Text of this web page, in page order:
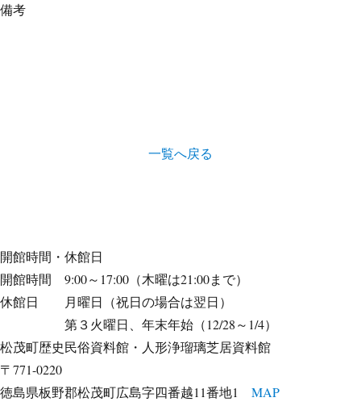
備考
一覧へ戻る
開館時間・休館日
開館時間 9:00～17:00（木曜は21:00まで）
休館日 月曜日（祝日の場合は翌日）
第３火曜日、年末年始（12/28～1/4）
松茂町歴史民俗資料館・人形浄瑠璃芝居資料館
〒771-0220
徳島県板野郡松茂町広島字四番越11番地1 MAP